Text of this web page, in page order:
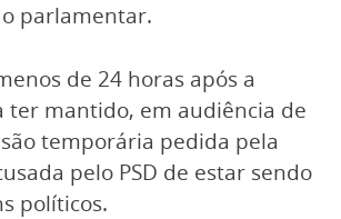
parlamentar.
de 24 horas após a
ter mantido, em audiência de
temporária pedida pela
pelo PSD de estar sendo
políticos.